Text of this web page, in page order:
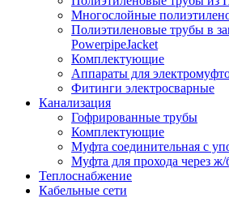
Многослойные
Полиэтиленовые трубы в
PowerpipeJacket
Комплектующие
Аппараты для
Фитинги электросварные
Канализация
Гофрированные трубы
Комплектующие
Муфта соединительная с
Муфта для прохода через ж/
Теплоснабжение
Кабельные сети